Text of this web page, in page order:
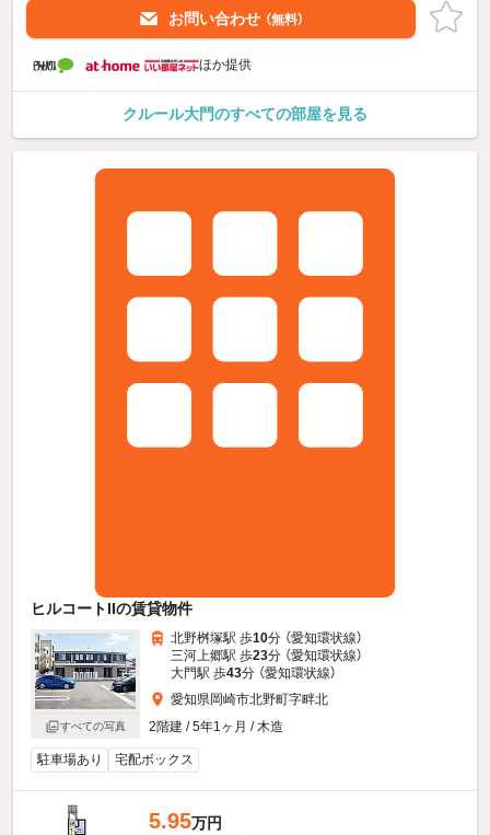
お問い合わせ （無料）
ほか提供
クルール大門のすべての部屋を見る
ヒルコートIIの賃貸物件
すべての写真
北野桝塚駅 歩10分 （愛知環状線）
三河上郷駅 歩23分 （愛知環状線）
大門駅 歩43分 （愛知環状線）
愛知県岡崎市北野町字畔北
2階建 / 5年1ヶ月 / 木造
駐車場あり 宅配ボックス
5.95万円